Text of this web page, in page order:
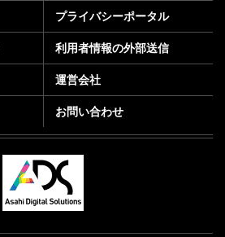
プライバシーポータル
利用者情報の外部送信
運営会社
お問い合わせ